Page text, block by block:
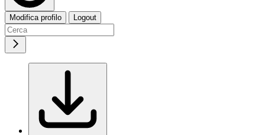
Modifica profilo Logout